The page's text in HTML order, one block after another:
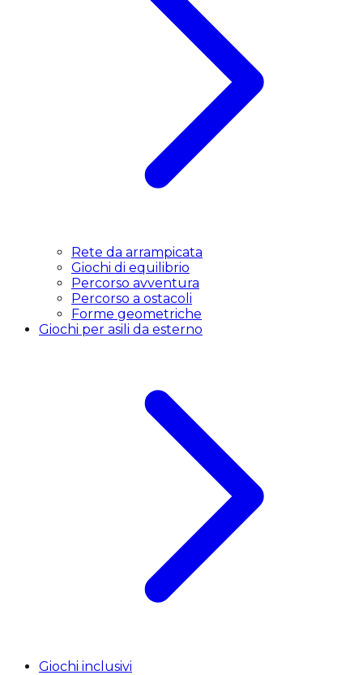
Rete da arrampicata
Giochi di equilibrio
Percorso avventura
Percorso a ostacoli
Forme geometriche
Giochi per asili da esterno
Giochi inclusivi